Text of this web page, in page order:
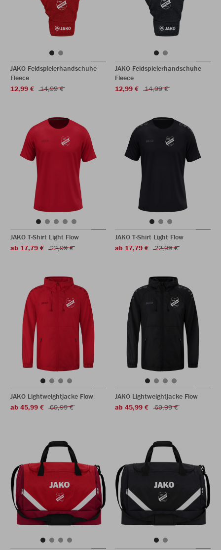
JAKO Feldspielerhandschuhe
Fleece
12,99 €
14,99 €
JAKO Feldspielerhandschuhe
Fleece
12,99 €
14,99 €
JAKO T-Shirt Light Flow
ab 17,79 €
22,99 €
JAKO T-Shirt Light Flow
ab 17,79 €
22,99 €
JAKO Lightweightjacke Flow
ab 45,99 €
69,99 €
JAKO Lightweightjacke Flow
ab 45,99 €
69,99 €